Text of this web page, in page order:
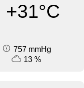
+31°C
757 mmHg
13 %